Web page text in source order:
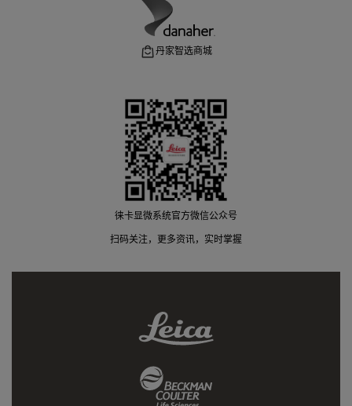
丹家智选商城
徕卡显微系统官方微信公众号
扫码关注，更多资讯，实时掌握
Leica
Link
Coulter